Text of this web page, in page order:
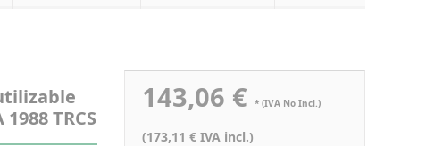
TRCS
143,06 € * (IVA No Incl.)
(173,11 € IVA incl.)